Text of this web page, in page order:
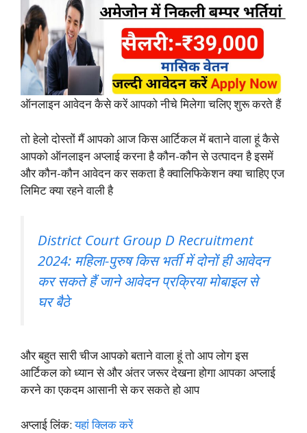
ऑनलाइन आवेदन कैसे करें आपको नीचे मिलेगा चलिए शुरू करते हैं
तो हेलो दोस्तों मैं आपको आज किस आर्टिकल में बताने वाला हूं कैसे
आपको ऑनलाइन अप्लाई करना है कौन-कौन से उत्पादन है इसमें
और कौन-कौन आवेदन कर सकता है क्वालिफिकेशन क्या चाहिए एज
लिमिट क्या रहने वाली है
District Court Group D Recruitment
2024: महिला-पुरुष किस भर्ती में दोनों ही आवेदन
कर सकते हैं जाने आवेदन प्रक्रिया मोबाइल से
घर बैठे
और बहुत सारी चीज आपको बताने वाला हूं तो आप लोग इस
आर्टिकल को ध्यान से और अंतर जरूर देखना होगा आपका अप्लाई
करने का एकदम आसानी से कर सकते हो आप
अप्लाई लिंक:यहां क्लिक करें